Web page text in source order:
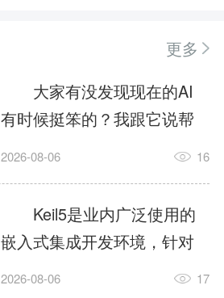
更多
大家有没发现现在的AI
有时候挺笨的？我跟它说帮
我订个明天早上的闹钟，它
这样？因为AI，就是个只会
耍嘴皮子的书呆子。它脑子
里有海量知识，但没有真正
激发出来实力。而
2026-08-06 16
Keil5是业内广泛使用的
嵌入式集成开发环境，针对
ARM、51内核单片机提供编
2026-08-06 17